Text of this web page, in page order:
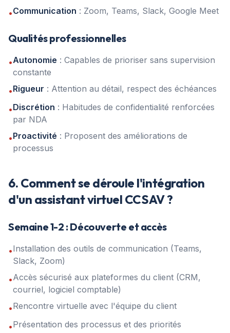
•Communication : Zoom, Teams, Slack, Google Meet
Qualités professionnelles
•Autonomie : Capables de prioriser sans supervision
constante
•Rigueur : Attention au détail, respect des échéances
•Discrétion : Habitudes de confidentialité renforcées
par NDA
•Proactivité : Proposent des améliorations de
processus
6. Comment se déroule l'intégration
d'un assistant virtuel CCSAV ?
Semaine 1-2 : Découverte et accès
•Installation des outils de communication (Teams,
Slack, Zoom)
•Accès sécurisé aux plateformes du client (CRM,
courriel, logiciel comptable)
•Rencontre virtuelle avec l'équipe du client
•Présentation des processus et des priorités